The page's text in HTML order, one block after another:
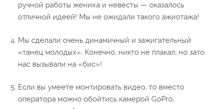
ручной работы жениха и невесты — оказалось
отличной идеей! Мы не ожидали такого ажиотажа!
Мы сделали очень динамичный и зажигательный
«танец молодых». Конечно, никто не плакал, но зато
нас вызывали на «бис»!
Если вы умеете монтировать видео, то вместо
оператора можно обойтись камерой GoPro,